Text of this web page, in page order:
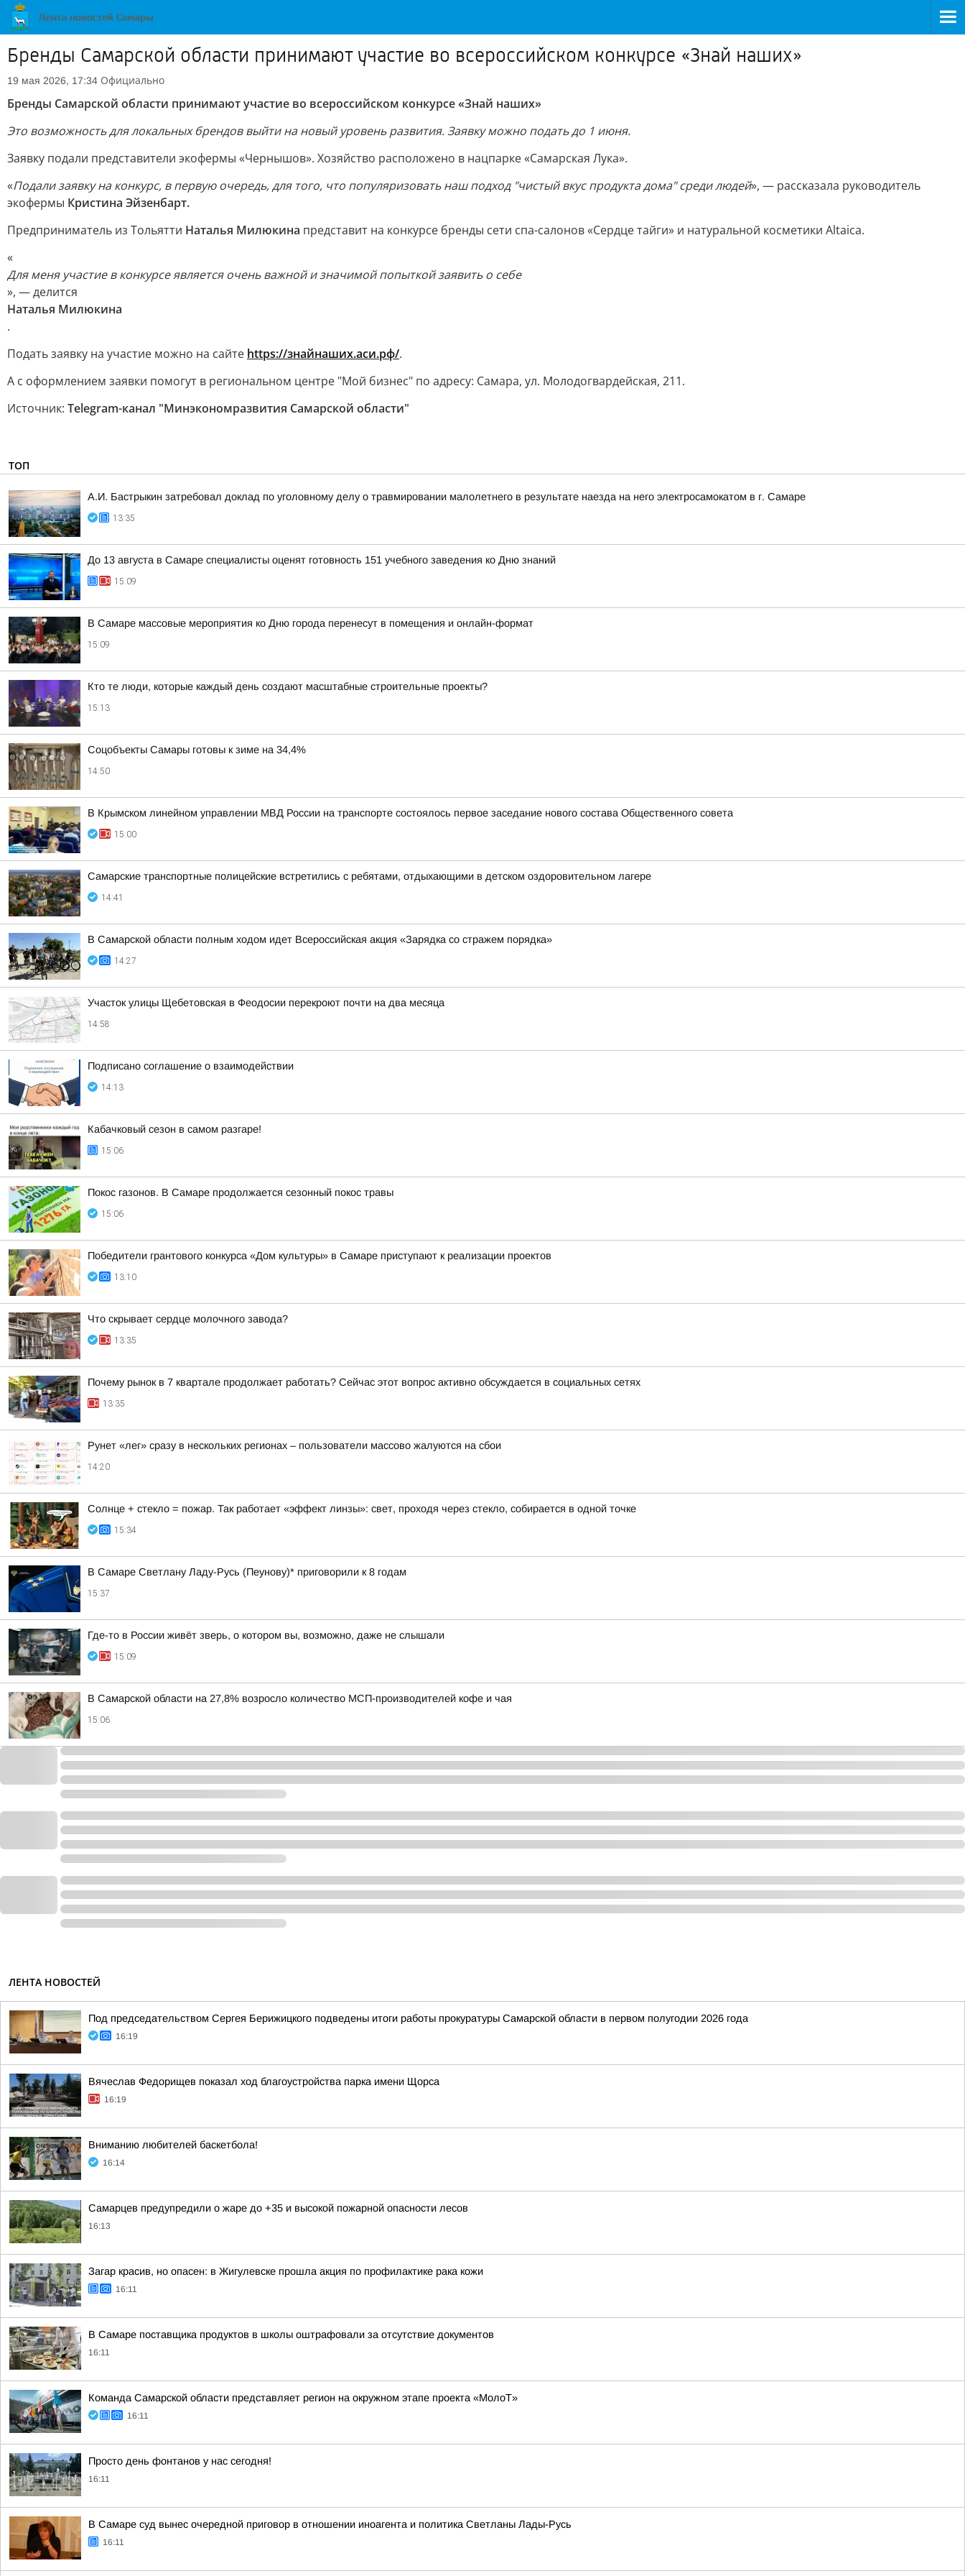
Бренды Самарской области принимают участие во всероссийском конкурсе «Знай наших»
19 мая 2026, 17:34 Официально
Бренды Самарской области принимают участие во всероссийском конкурсе «Знай наших»
Это возможность для локальных брендов выйти на новый уровень развития. Заявку можно подать до 1 июня.
Заявку подали представители экофермы «Чернышов». Хозяйство расположено в нацпарке «Самарская Лука».
«Подали заявку на конкурс, в первую очередь, для того, что популяризовать наш подход "чистый вкус продукта дома" среди людей», — рассказала руководитель
экофермы Кристина Эйзенбарт.
Предприниматель из Тольятти Наталья Милюкина представит на конкурсе бренды сети спа-салонов «Сердце тайги» и натуральной косметики Altaiсa.
«
Для меня участие в конкурсе является очень важной и значимой попыткой заявить о себе
», — делится
Наталья Милюкина
.
Подать заявку на участие можно на сайте https://знайнаших.аси.рф/.
А с оформлением заявки помогут в региональном центре "Мой бизнес" по адресу: Самара, ул. Молодогвардейская, 211.
Источник: Telegram-канал "Минэкономразвития Самарской области"
ТОП
А.И. Бастрыкин затребовал доклад по уголовному делу о травмировании малолетнего в результате наезда на него электросамокатом в г. Самаре
13:35
До 13 августа в Самаре специалисты оценят готовность 151 учебного заведения ко Дню знаний
15:09
В Самаре массовые мероприятия ко Дню города перенесут в помещения и онлайн-формат
15:09
Кто те люди, которые каждый день создают масштабные строительные проекты?
15:13
Соцобъекты Самары готовы к зиме на 34,4%
14:50
В Крымском линейном управлении МВД России на транспорте состоялось первое заседание нового состава Общественного совета
15:00
Самарские транспортные полицейские встретились с ребятами, отдыхающими в детском оздоровительном лагере
14:41
В Самарской области полным ходом идет Всероссийская акция «Зарядка со стражем порядка»
14:27
Участок улицы Щебетовская в Феодосии перекроют почти на два месяца
14:58
Подписано соглашение о взаимодействии
14:13
Кабачковый сезон в самом разгаре!
15:06
Покос газонов. В Самаре продолжается сезонный покос травы
15:06
Победители грантового конкурса «Дом культуры» в Самаре приступают к реализации проектов
13:10
Что скрывает сердце молочного завода?
13:35
Почему рынок в 7 квартале продолжает работать? Сейчас этот вопрос активно обсуждается в социальных сетях
13:35
Рунет «лег» сразу в нескольких регионах – пользователи массово жалуются на сбои
14:20
Солнце + стекло = пожар. Так работает «эффект линзы»: свет, проходя через стекло, собирается в одной точке
15:34
В Самаре Светлану Ладу-Русь (Пеунову)* приговорили к 8 годам
15:37
Где-то в России живёт зверь, о котором вы, возможно, даже не слышали
15:09
В Самарской области на 27,8% возросло количество МСП-производителей кофе и чая
15:06
ЛЕНТА НОВОСТЕЙ
Под председательством Сергея Берижицкого подведены итоги работы прокуратуры Самарской области в первом полугодии 2026 года
16:19
Вячеслав Федорищев показал ход благоустройства парка имени Щорса
16:19
Вниманию любителей баскетбола!
16:14
Самарцев предупредили о жаре до +35 и высокой пожарной опасности лесов
16:13
Загар красив, но опасен: в Жигулевске прошла акция по профилактике рака кожи
16:11
В Самаре поставщика продуктов в школы оштрафовали за отсутствие документов
16:11
Команда Самарской области представляет регион на окружном этапе проекта «МолоТ»
16:11
Просто день фонтанов у нас сегодня!
16:11
В Самаре суд вынес очередной приговор в отношении иноагента и политика Светланы Лады-Русь
16:11